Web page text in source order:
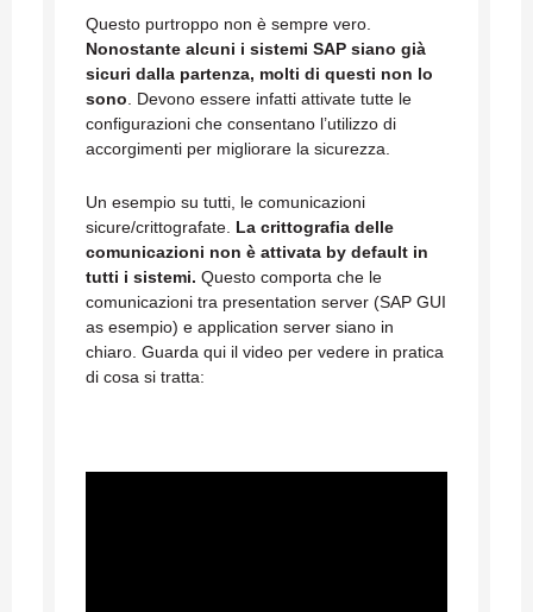
Questo purtroppo non è sempre vero.
Nonostante alcuni i sistemi SAP siano già
sicuri dalla partenza, molti di questi non lo
sono . Devono essere infatti attivate tutte le
configurazioni che consentano l’utilizzo di
accorgimenti per migliorare la sicurezza.
Un esempio su tutti, le comunicazioni
sicure/crittografate. La crittografia delle
comunicazioni non è attivata by default in
tutti i sistemi. Questo comporta che le
comunicazioni tra presentation server (SAP GUI
as esempio) e application server siano in
chiaro. Guarda qui il video per vedere in pratica
di cosa si tratta: